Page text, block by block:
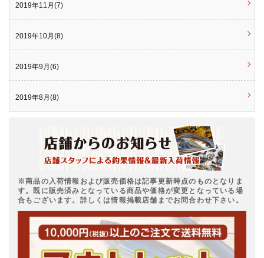
2019年11月(7)
2019年10月(8)
2019年9月(6)
2019年8月(8)
※商品の入荷情報および販売価格は記事更新時点のものとなりま
す。既に販売済みとなっている商品や価格が変更となっている場
合もございます。詳しくは情報掲載店舗までお問合わせ下さい。